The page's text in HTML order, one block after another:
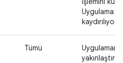
Uygulama
kaydırılıyor.
Tümü
Uygulamanın